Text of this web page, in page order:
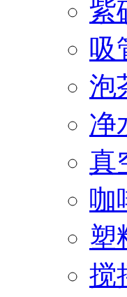
紫
吸
泡
净
真
咖
塑
搅